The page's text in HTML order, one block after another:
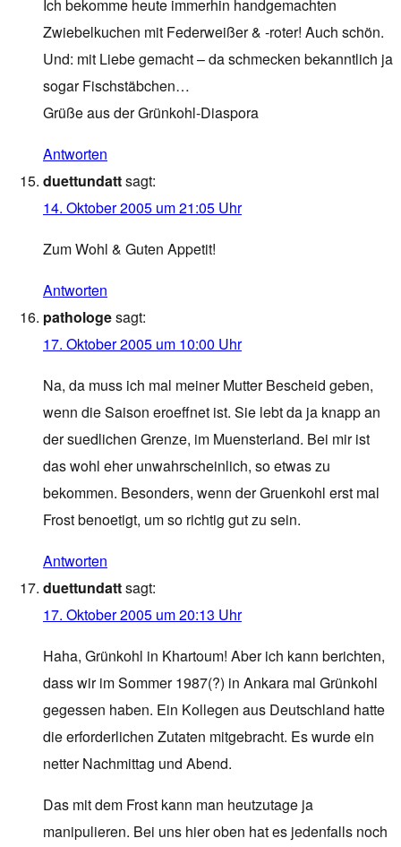
Ich bekomme heute immerhin handgemachten
Zwiebelkuchen mit Federweißer & -roter! Auch schön.
Und: mit Liebe gemacht – da schmecken bekanntlich ja
sogar Fischstäbchen…
Grüße aus der Grünkohl-Diaspora
Antworten
duettundattsagt:
14. Oktober 2005 um 21:05 Uhr
Zum Wohl & Guten Appetit!
Antworten
pathologesagt:
17. Oktober 2005 um 10:00 Uhr
Na, da muss ich mal meiner Mutter Bescheid geben,
wenn die Saison eroeffnet ist. Sie lebt da ja knapp an
der suedlichen Grenze, im Muensterland. Bei mir ist
das wohl eher unwahrscheinlich, so etwas zu
bekommen. Besonders, wenn der Gruenkohl erst mal
Frost benoetigt, um so richtig gut zu sein.
Antworten
duettundattsagt:
17. Oktober 2005 um 20:13 Uhr
Haha, Grünkohl in Khartoum! Aber ich kann berichten,
dass wir im Sommer 1987(?) in Ankara mal Grünkohl
gegessen haben. Ein Kollegen aus Deutschland hatte
die erforderlichen Zutaten mitgebracht. Es wurde ein
netter Nachmittag und Abend.
Das mit dem Frost kann man heutzutage ja
manipulieren. Bei uns hier oben hat es jedenfalls noch